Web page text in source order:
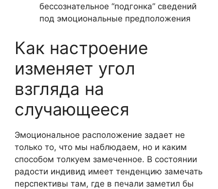
бессознательное “подгонка” сведений
под эмоциональные предположения
Как настроение
изменяет угол
взгляда на
случающееся
Эмоциональное расположение задает не
только то, что мы наблюдаем, но и каким
способом толкуем замеченное. В состоянии
радости индивид имеет тенденцию замечать
перспективы там, где в печали заметил бы